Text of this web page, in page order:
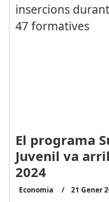
El programa
Juvenil va
2024
Economia 21 Gener